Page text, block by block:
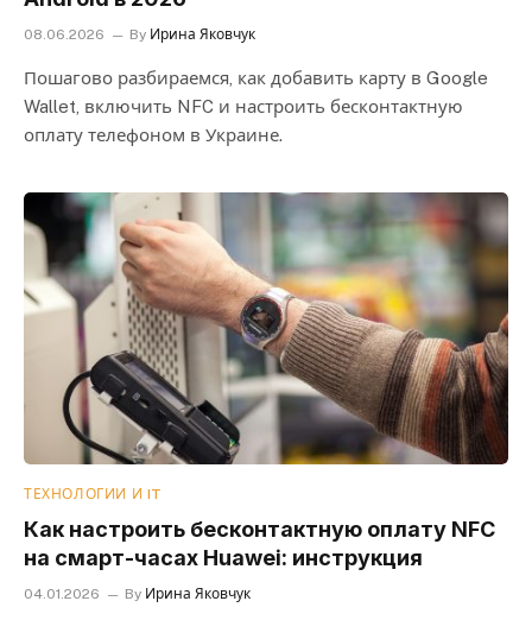
08.06.2026 By Ирина Яковчук
Пошагово разбираемся, как добавить карту в Google
Wallet, включить NFC и настроить бесконтактную
оплату телефоном в Украине.
ТЕХНОЛОГИИ И IT
Как настроить бесконтактную оплату NFC
на смарт-часах Huawei: инструкция
04.01.2026 By Ирина Яковчук